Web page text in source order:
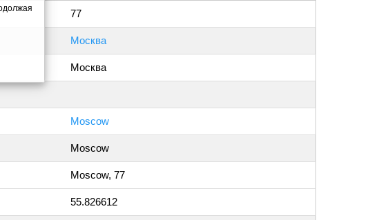
77
Москва
Москва
Moscow
Moscow
Moscow, 77
55.826612